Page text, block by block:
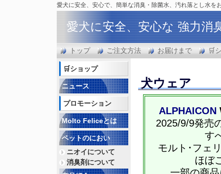
愛犬に安全、安心で、簡単な消臭・除菌水、汚れ落とし水を
愛犬に安全、安心な 強力
トップ ご注文方法 お届けまで 🛒
犬ウェア
ALPHAICON
2025/9/9発売
す
モルト･フェ
ほぼ
🛒ショップ
ニュース
プロモーション
Molto Feliceとは
ペットのにおい
ニオイについて
消臭剤について